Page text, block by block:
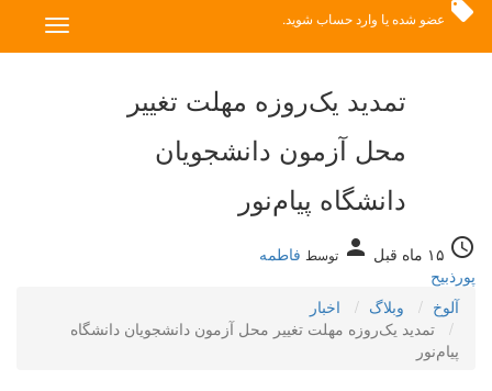
local_offer عضو شدهیا وارد حساب شوید.
تمدید یک‌روزه مهلت تغییر
محل آزمون دانشجویان
دانشگاه پیام‌نور
access_time ۱۵ ماه قبل person توسط فاطمه
پورذبیح
آلوخ
وبلاگ
اخبار
تمدید یک‌روزه مهلت تغییر محل آزمون دانشجویان دانشگاه
پیام‌نور